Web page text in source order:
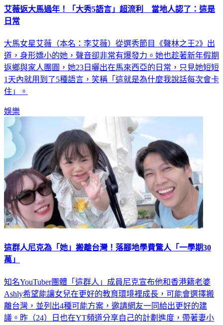
艾薇返大馬過年！「大秀5語言」超流利 當地人認了：這是
日常
大馬女星艾薇（本名：李艾薇）從選秀節目《聲林之王2》出
道，身形嬌小的她，聲音卻非常有爆發力。她也趁著新年假期
返鄉與家人團圓，她23日曬出在馬來西亞的日常，只見她短短
1天內就用到了5種語言，笑稱「這就是為什麼我說話每次會卡
住」。
娛樂
這群人尼克為「她」搬離台灣！落腳地學費驚人「一學期30
萬」
知名YouTuber團體「這群人」成員尼克宣布他和香港籍老婆
Ashly希望能讓女兒在更好的教育環境裡成長，可能會選擇搬
離台灣，並列出4種可能方案，邀請網友一同給出更好的建
議。昨（24）日也在YT頻道分享自己的計劃進度，帶著妻小